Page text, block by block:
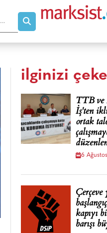
ilginizi
TTB
İş'ten
ortak
6
kapıyı
barışı